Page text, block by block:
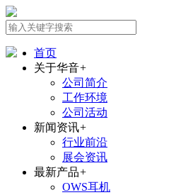
首页
关于华音+
公司简介
工作环境
公司活动
新闻资讯+
行业前沿
展会资讯
最新产品+
OWS耳机